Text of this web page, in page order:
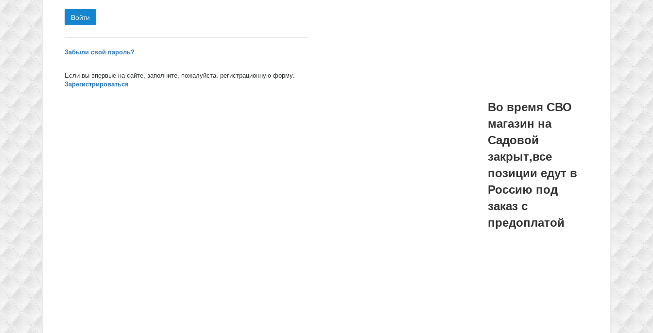
Забыли свой пароль?
Если вы впервые на сайте, заполните, пожалуйста, регистрационную форму.
Зарегистрироваться
Во время СВО
магазин на
Садовой
закрыт,все
позиции едут в
Россию под
заказ с
предоплатой
-----